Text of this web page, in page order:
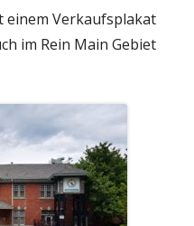
einem Verkaufsplakat
im Rein Main Gebiet